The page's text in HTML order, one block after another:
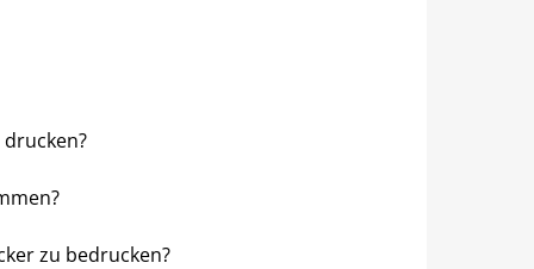
zu bedrucken?